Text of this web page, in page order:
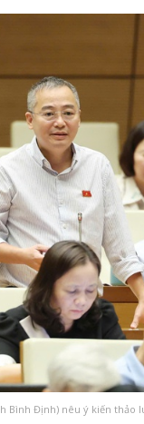
Bình Định) nêu ý kiến